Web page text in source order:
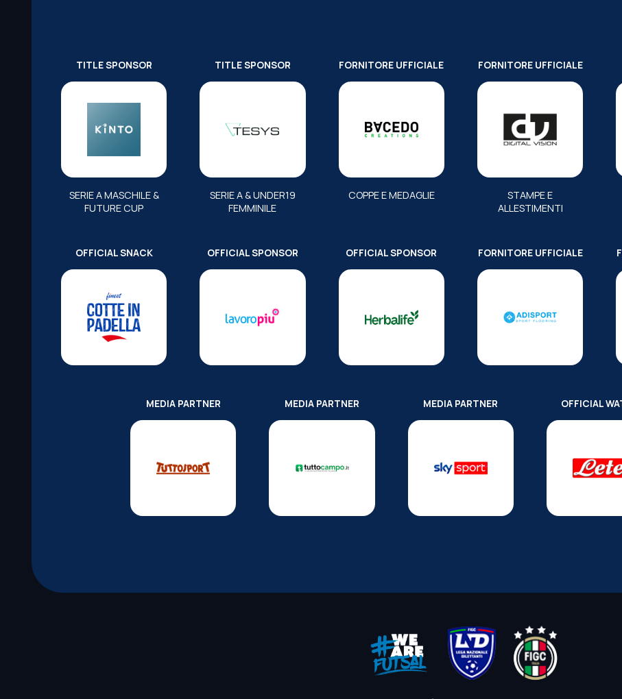
TITLE SPONSOR
SERIE A MASCHILE &
FUTURE CUP
TITLE SPONSOR
SERIE A & UNDER19
FEMMINILE
FORNITORE UFFICIALE
COPPE E MEDAGLIE
FORNITORE UFFICIALE
STAMPE E
ALLESTIMENTI
OFFICIAL SNACK OFFICIAL SPONSOR OFFICIAL SPONSOR FORNITORE UFFICIALE
MEDIA PARTNER MEDIA PARTNER MEDIA PARTNER OFFICIAL